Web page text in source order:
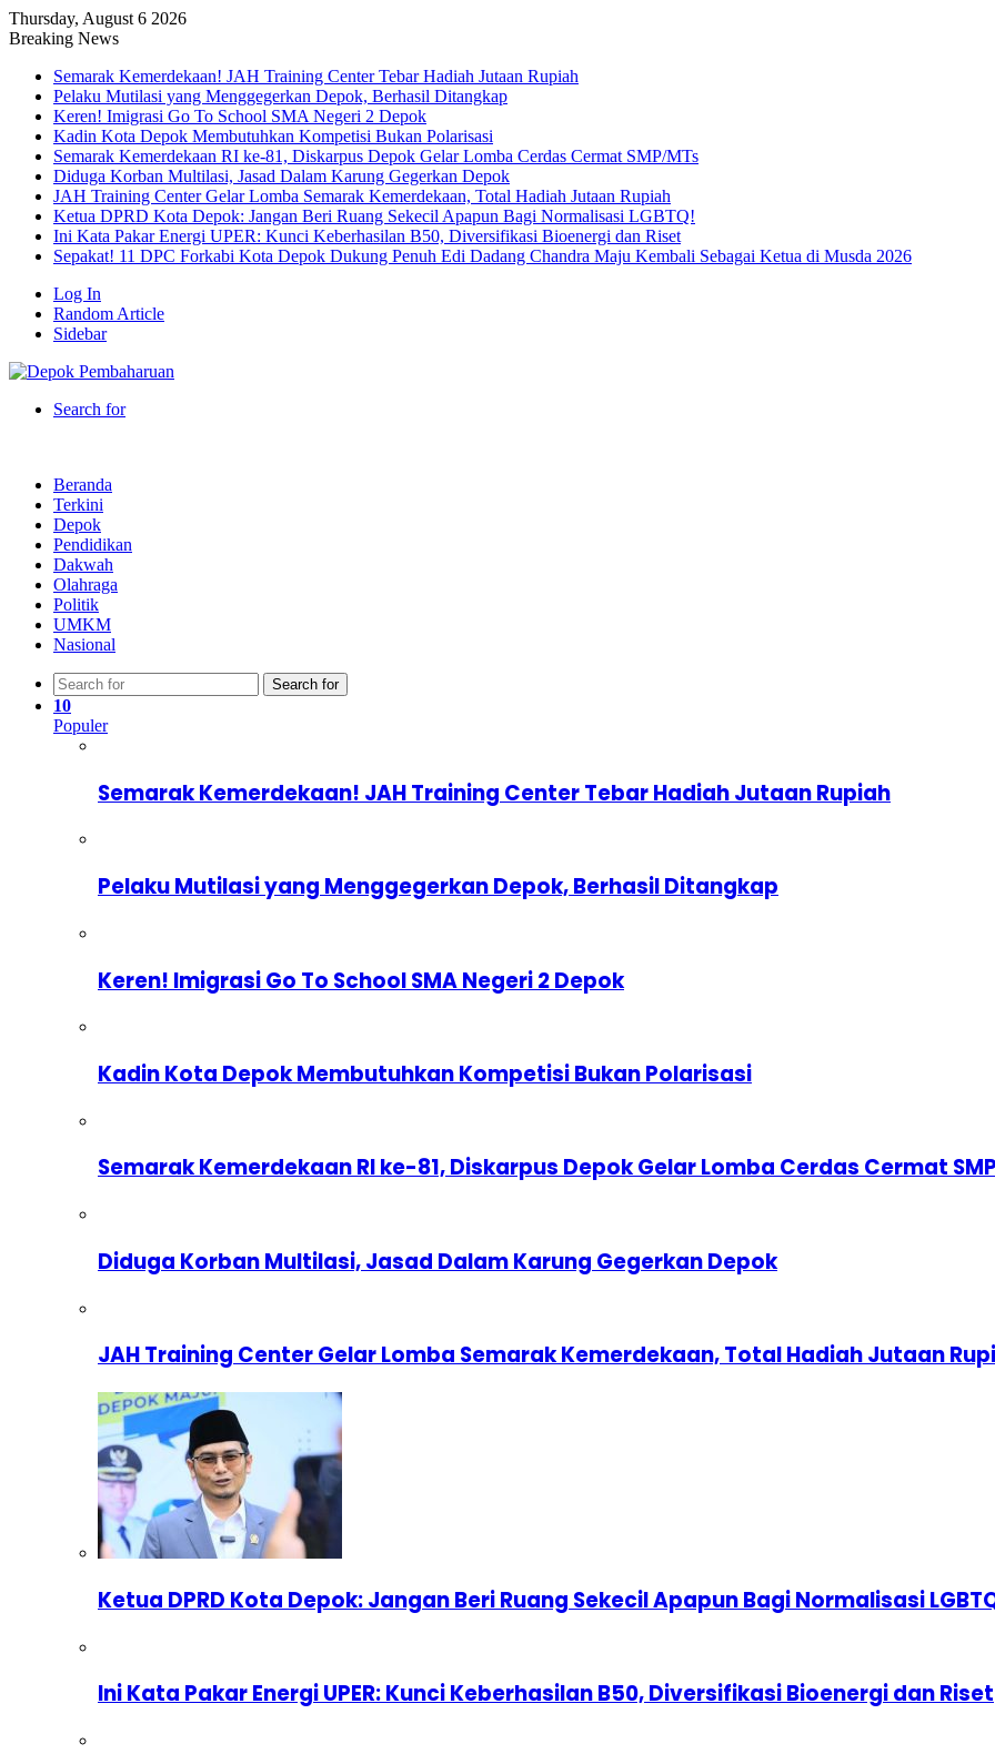
Thursday, August 6 2026
Breaking News
Semarak Kemerdekaan! JAH Training Center Tebar Hadiah Jutaan Rupiah
Pelaku Mutilasi yang Menggegerkan Depok, Berhasil Ditangkap
Keren! Imigrasi Go To School SMA Negeri 2 Depok
Kadin Kota Depok Membutuhkan Kompetisi Bukan Polarisasi
Semarak Kemerdekaan RI ke-81, Diskarpus Depok Gelar Lomba Cerdas Cermat SMP/MTs
Diduga Korban Multilasi, Jasad Dalam Karung Gegerkan Depok
JAH Training Center Gelar Lomba Semarak Kemerdekaan, Total Hadiah Jutaan Rupiah
Ketua DPRD Kota Depok: Jangan Beri Ruang Sekecil Apapun Bagi Normalisasi LGBTQ!
Ini Kata Pakar Energi UPER: Kunci Keberhasilan B50, Diversifikasi Bioenergi dan Riset
Sepakat! 11 DPC Forkabi Kota Depok Dukung Penuh Edi Dadang Chandra Maju Kembali Sebagai Ketua di Musda 2026
Log In
Random Article
Sidebar
Search for
Beranda
Terkini
Depok
Pendidikan
Dakwah
Olahraga
Politik
UMKM
Nasional
Search for
10
Populer
Semarak Kemerdekaan! JAH Training Center Tebar Hadiah Jutaan Rupiah
Pelaku Mutilasi yang Menggegerkan Depok, Berhasil Ditangkap
Keren! Imigrasi Go To School SMA Negeri 2 Depok
Kadin Kota Depok Membutuhkan Kompetisi Bukan Polarisasi
Semarak Kemerdekaan RI ke-81, Diskarpus Depok Gelar Lomba Cerdas Cermat
Diduga Korban Multilasi, Jasad Dalam Karung Gegerkan Depok
JAH Training Center Gelar Lomba Semarak Kemerdekaan, Total Hadiah Jutaan
Ketua DPRD Kota Depok: Jangan Beri Ruang Sekecil Apapun Bagi Normalisasi
Ini Kata Pakar Energi UPER: Kunci Keberhasilan B50, Diversifikasi Bioenergi dan Riset